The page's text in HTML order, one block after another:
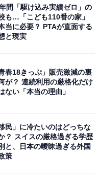
間「駆け込み実績ゼロ」の
も…「こども110番の家」
当に必要？ PTAが直面する
と現実
青春18きっぷ」販売激減の裏
が？ 連続利用の厳格化だけ
ない「本当の理由」
移民」に冷たいのはどっちな
？ スイスの厳格過ぎる学歴
と、日本の曖昧過ぎる外国
策